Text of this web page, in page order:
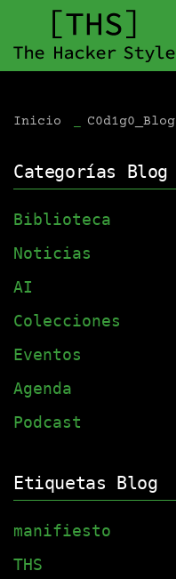
Inicio C0d1g0_Blog
Categorías Blog
Biblioteca
Noticias
AI
Colecciones
Eventos
Agenda
Podcast
Etiquetas Blog
manifiesto
THS